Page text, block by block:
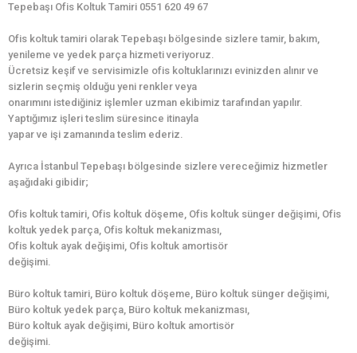
Tepebaşı Ofis Koltuk Tamiri 0551 620 49 67
Ofis koltuk tamiri olarak Tepebaşı bölgesinde sizlere tamir, bakım,
yenileme ve yedek parça hizmeti veriyoruz.
Ücretsiz keşif ve servisimizle ofis koltuklarınızı evinizden alınır ve
sizlerin seçmiş olduğu yeni renkler veya
onarımını istediğiniz işlemler uzman ekibimiz tarafından yapılır.
Yaptığımız işleri teslim süresince itinayla
yapar ve işi zamanında teslim ederiz.
Ayrıca İstanbul Tepebaşı bölgesinde sizlere vereceğimiz hizmetler
aşağıdaki gibidir;
Ofis koltuk tamiri, Ofis koltuk döşeme, Ofis koltuk sünger değişimi, Ofis
koltuk yedek parça, Ofis koltuk mekanizması,
Ofis koltuk ayak değişimi, Ofis koltuk amortisör
değişimi.
Büro koltuk tamiri, Büro koltuk döşeme, Büro koltuk sünger değişimi,
Büro koltuk yedek parça, Büro koltuk mekanizması,
Büro koltuk ayak değişimi, Büro koltuk amortisör
değişimi.